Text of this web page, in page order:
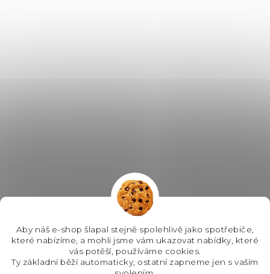
Aby náš e-shop šlapal stejně spolehlivě jako spotřebiče,
které nabízíme, a mohli jsme vám ukazovat nabídky, které
vás potěší, používáme cookies.
Ty základní běží automaticky, ostatní zapneme jen s vaším